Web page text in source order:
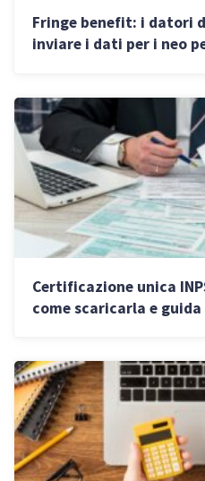
Fringe benefit: i datori
inviare i dati per i neo
Certificazione unica
come scaricarla e